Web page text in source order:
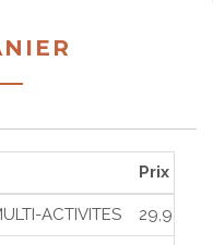
Prix
ACTIVITES 29,95€